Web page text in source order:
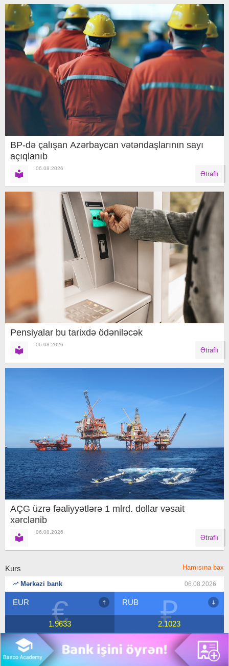
BP-də çalışan Azərbaycan vətəndaşlarının sayı
açıqlanıb
06.08.2026
Ətraflı
Pensiyalar bu tarixdə ödəniləcək
06.08.2026
Ətraflı
AÇG üzrə fəaliyyətlərə 1 mlrd. dollar vəsait
xərclənib
06.08.2026
Ətraflı
Kurs Hamısına bax
Mərkəzi bank 06.08.2026
₽
RUB
2.1023 $
USD
1.7